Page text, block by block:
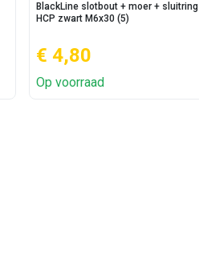
BlackLine slotbout + moer + sluitring
HCP zwart M6x30 (5)
€ 4,80
Op voorraad